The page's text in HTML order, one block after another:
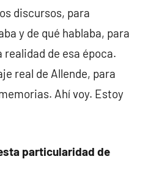
discursos, para
y de qué hablaba, para
de esa época.
real de Allende, para
Ahí voy. Estoy
particularidad de